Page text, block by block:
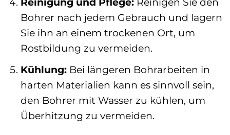
Bohrer nach jedem Gebrauch und lagern
Sie ihn an einem trockenen Ort, um
Rostbildung zu vermeiden.
Kühlung:Bei längeren Bohrarbeiten in
harten Materialien kann es sinnvoll sein,
den Bohrer mit Wasser zu kühlen, um
Überhitzung zu vermeiden.